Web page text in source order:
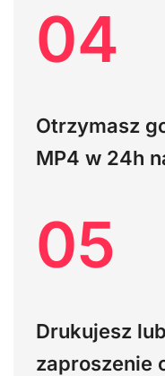
04
Otrzymasz
MP4 w 24h
05
Drukujesz
zaproszenie